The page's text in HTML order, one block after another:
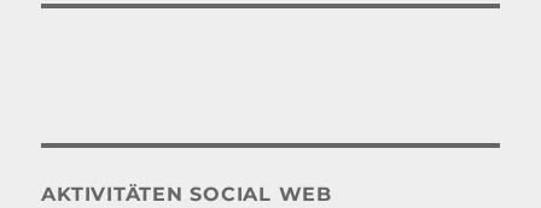
AKTIVITÄTEN SOCIAL WEB